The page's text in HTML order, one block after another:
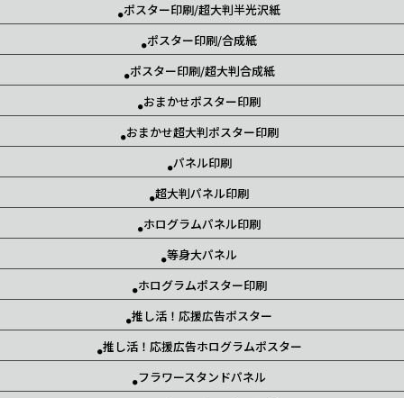
ポスター印刷/超大判半光沢紙
ポスター印刷/合成紙
ポスター印刷/超大判合成紙
おまかせポスター印刷
おまかせ超大判ポスター印刷
パネル印刷
超大判パネル印刷
ホログラムパネル印刷
等身大パネル
ホログラムポスター印刷
推し活！応援広告ポスター
推し活！応援広告ホログラムポスター
フラワースタンドパネル